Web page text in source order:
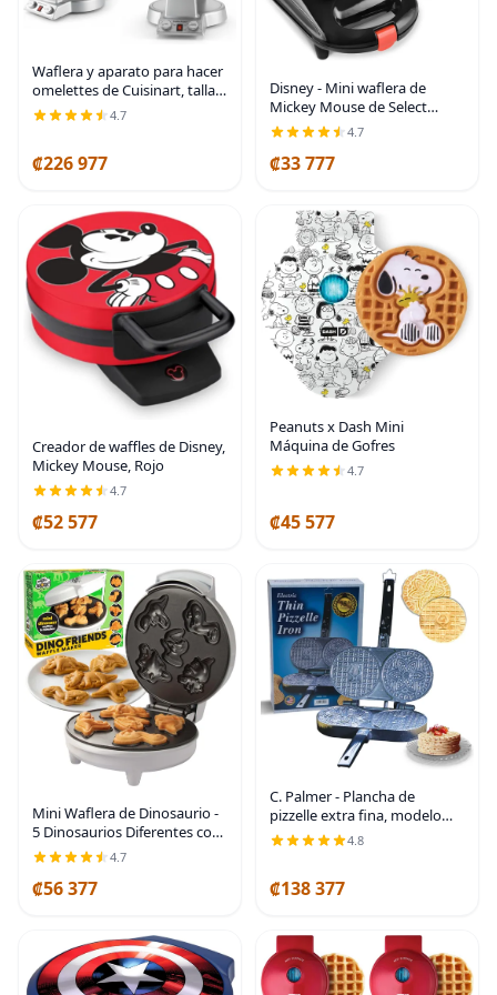
Waflera y aparato para hacer
omelettes de Cuisinart, talla
única , Acero inoxidable
4.7
₡226 977
Disney - Mini waflera de
Mickey Mouse de Select
Brands - Cocina gofres lindos
con forma de Mickey Mouse -
Con revestimiento
4.7
₡33 777
Creador de waffles de Disney,
Mickey Mouse, Rojo
4.7
₡52 577
Peanuts x Dash Mini
Máquina de Gofres
4.7
₡45 577
Mini Waflera de Dinosaurio -
5 Dinosaurios Diferentes con
Forma 3D de Doble Cara en
Minutos - Diversión de
Desayuno para Niños y
4.7
₡56 377
C. Palmer - Plancha de
pizzelle extra fina, modelo
7500, máquina eléctrica de
pizzelle, fabricada en Estados
4.8
₡138 377